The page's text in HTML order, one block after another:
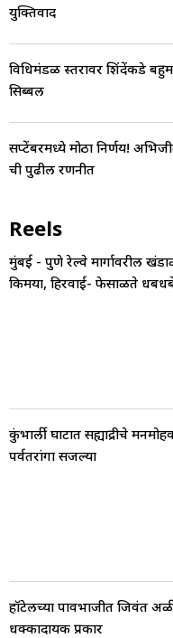
युक्तिवाद
विधिमंडळ स्तरावर शिंदेंकडे
सिब्बल
सप्टेंबरमध्ये मोठा निर्णय!
ची पुढील रणनीत
Reels
मुंबई - पुणे रेल्वे मार्गावरील
किमया, हिरवाई- फेसाळते
कुंभार्ली घाटात सह्याद्रीचे
पर्वतरांगा सजल्या
हॉटेलच्या पावभाजीत जिवंत
धक्कादायक प्रकार